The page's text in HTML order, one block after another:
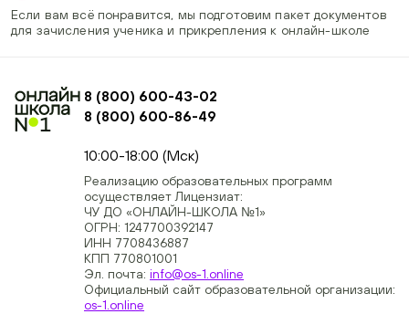
Если вам всё понравится, мы подготовим пакет документов
для зачисления ученика и прикрепления к онлайн-школе
8 (800) 600-43-02
8 (800) 600-86-49
10:00-18:00 (Мск)
Реализацию образовательных программ
осуществляет Лицензиат:
ЧУ ДО «ОНЛАЙН-ШКОЛА №1»
ОГРН: 1247700392147
ИНН 7708436887
КПП 770801001
Эл. почта: info@os-1.online
Официальный сайт образовательной организации:
os-1.online